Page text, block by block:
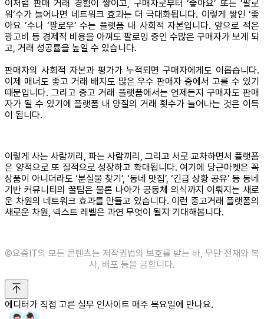
이처럼 판매 거래 경험이 쌓이고, 구매자로부터 ‘좋아요’ 또는 ‘팔로
워’수가 늘어나면 네트워크 효과는 더 극대화됩니다. 이렇게 쌓인 ‘좋
아요 ’수나 ‘팔로우’ 수는 플랫폼 내 사회적 자본입니다. 앞으로 적은
광고비 등 경제적 비용을 아껴도 팔로잉 중인 수많은 구매자가 보게 되
고, 거래 성공률을 높일 수 있습니다.
판매자의 사회적 자본과 평가가 누적되면 구매자에게도 이롭습니다.
이제 매너도 좋고 거래 배지도 많은 우수 판매자 중에서 고를 수 있기
때문입니다. 그리고 중고 거래 플랫폼에서는 언제든지 구매자도 판매
자가 될 수 있기에 플랫폼 내 양질의 거래 횟수가 늘어나는 것은 이득
이 됩니다.
이렇게 사는 사람끼리, 파는 사람끼리, 그리고 서로 교차하면서 플랫폼
은 양적으로 또 질적으로 성장하고 확대됩니다. 여기에 당근마켓은 꼭
상품이 아니더라도 ‘분실물 찾기’, ‘동네 맛집’, ‘긴급 상황 공유’ 등 동네
기반 커뮤니티의 꿀팁은 물론 나아가 공동체 의식까지 이뤄지는 새로
운 차원의 네트워크 효과를 만들고 있습니다. 이런 중고거래 플랫폼의
새로운 차원, 넥스트 레벨은 과연 무엇이 될지 기대해봅니다.
©️요즘IT의 모든 콘텐츠는 저작권법의 보호를 받는 바, 무단 전재와 복
사, 배포 등을 금합니다.
에디터가 직접 고른 실무 인사이트 매주 목요일에 만나요.